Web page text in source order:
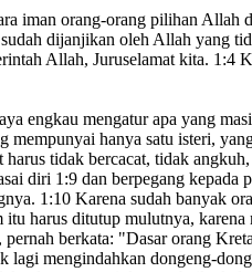
iman orang-orang pilihan Allah
sudah dijanjikan oleh Allah yang
Allah, Juruselamat kita. 1:4
engkau mengatur apa yang
mempunyai hanya satu isteri,
harus tidak bercacat, tidak
diri 1:9 dan berpegang kepada
1:10 Karena sudah banyak
itu harus ditutup mulutnya, karena
pernah berkata: "Dasar orang Kreta
lagi mengindahkan dongeng-